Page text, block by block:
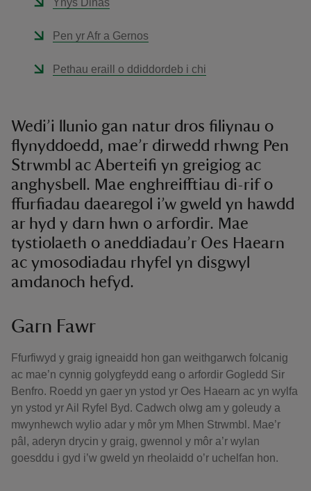
Ynys Dinas
Pen yr Afr a Gernos
Pethau eraill o ddiddordeb i chi
Wedi’i llunio gan natur dros filiynau o
flynyddoedd, mae’r dirwedd rhwng Pen
Strwmbl ac Aberteifi yn greigiog ac
anghysbell. Mae enghreifftiau di-rif o
ffurfiadau daearegol i’w gweld yn hawdd
ar hyd y darn hwn o arfordir. Mae
tystiolaeth o aneddiadau’r Oes Haearn
ac ymosodiadau rhyfel yn disgwyl
amdanoch hefyd.
Garn Fawr
Ffurfiwyd y graig igneaidd hon gan weithgarwch folcanig
ac mae’n cynnig golygfeydd eang o arfordir Gogledd Sir
Benfro. Roedd yn gaer yn ystod yr Oes Haearn ac yn wylfa
yn ystod yr Ail Ryfel Byd. Cadwch olwg am y goleudy a
mwynhewch wylio adar y môr ym Mhen Strwmbl. Mae’r
pâl, aderyn drycin y graig, gwennol y môr a’r wylan
goesddu i gyd i’w gweld yn rheolaidd o’r uchelfan hon.